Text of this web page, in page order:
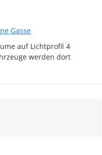
Gasse
auf Lichtprofil 4
werden dort